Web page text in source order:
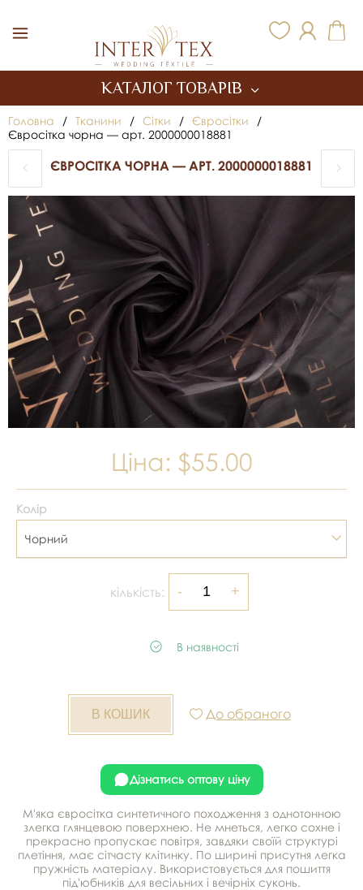
КАТАЛОГ ТОВАРІВ
Головна / Тканини / Сітки / Євросітки
/
Євросітка чорна — арт. 2000000018881
ЄВРОСІТКА ЧОРНА — АРТ. 2000000018881
Ціна: $55.00
Колір
Чорний
кількість:
В наявності
До обраного
Дізнатись оптову ціну
М'яка євросітка синтетичного походження з однотонною
злегка глянцевою поверхнею. Не мнеться, легко сохне і
прекрасно пропускає повітря, завдяки своїй структурі
плетіння, має сітчасту клітинку. По ширині присутня легка
пружність матеріалу. Використовується для пошиття
під'юбників для весільних і вечірніх суконь.